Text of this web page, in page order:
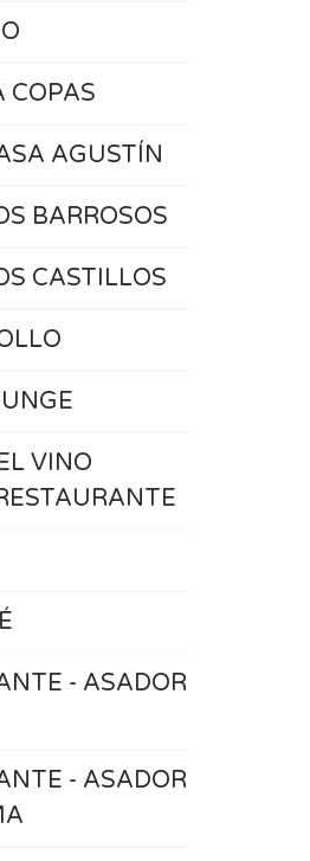
COPAS
AGUSTÍN
BARROSOS
CASTILLOS
VINO
- ASADOR
- ASADOR